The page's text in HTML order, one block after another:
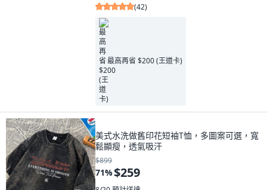
(42)
最高再省 $200 (王道卡)
美式水洗做舊印花短袖T恤，多圖案可選，寬
鬆顯瘦，透氣吸汗
$899
71%$259